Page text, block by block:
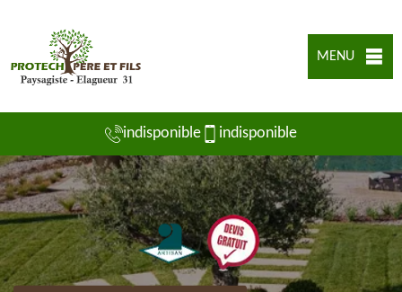
MENU
indisponible indisponible